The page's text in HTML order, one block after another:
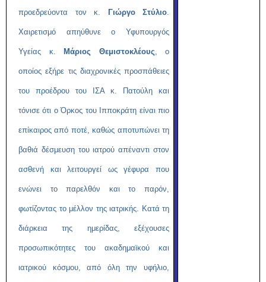
προεδρεύοντα τον κ. Γιώργο Στύλιο.
Χαιρετισμό απηύθυνε ο Υφυπουργός
Υγείας κ. Μάριος Θεμιστοκλέους, ο
οποίος εξήρε τις διαχρονικές προσπάθειες
του προέδρου του ΙΣΑ κ. Πατούλη και
τόνισε ότι ο Όρκος του Ιπποκράτη είναι πιο
επίκαιρος από ποτέ, καθώς αποτυπώνει τη
βαθιά δέσμευση του ιατρού απέναντι στον
ασθενή και λειτουργεί ως γέφυρα που
ενώνει το παρελθόν και το παρόν,
φωτίζοντας το μέλλον της ιατρικής. Κατά τη
διάρκεια της ημερίδας, εξέχουσες
προσωπικότητες του ακαδημαϊκού και
ιατρικού κόσμου, από όλη την υφήλιο,